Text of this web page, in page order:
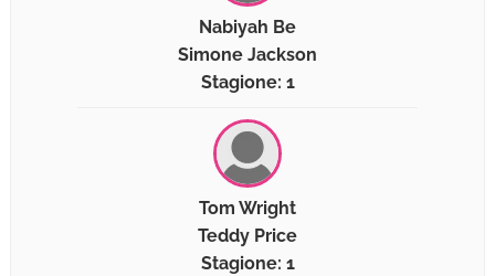
Nabiyah Be
Simone Jackson
Stagione: 1
Tom Wright
Teddy Price
Stagione: 1